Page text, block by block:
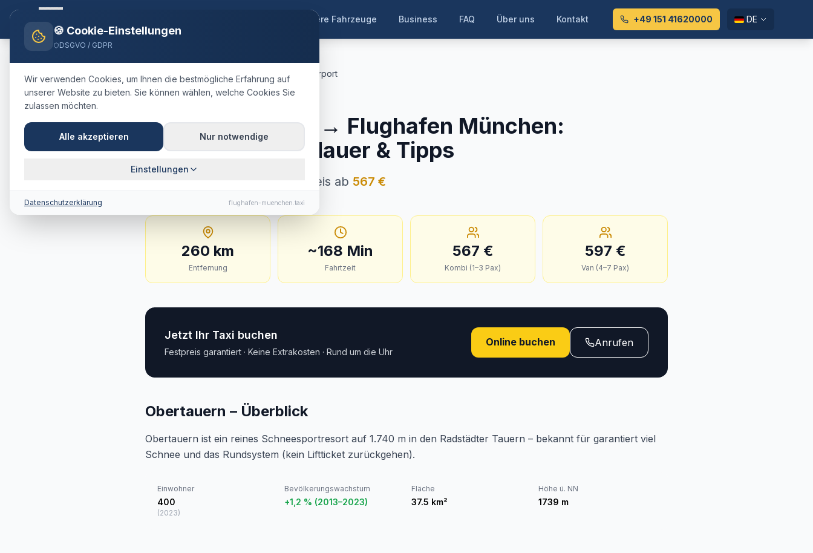
Unsere Fahrzeuge Business FAQ Über uns Kontakt +49 151 41620000 DE
Home Blog Taxi Obertauern München Airport
Bezirk Tamsweg, Salzburg
TaxiObertauern → Flughafen München:
Festpreis, Fahrtdauer & Tipps
260 km · ca. 168 Min. · Festpreis ab 567 €
260 km
Entfernung
~168 Min
Fahrtzeit
567 €
Kombi (1–3 Pax)
597 €
Van (4–7 Pax)
Jetzt Ihr Taxi buchen
Festpreis garantiert · Keine Extrakosten · Rund um die Uhr
Online buchen Anrufen
Obertauern – Überblick
Obertauern ist ein reines Schneesportresort auf 1.740 m in den Radstädter Tauern – bekannt für garantiert viel
Schnee und das Rundsystem (kein Liftticket zurückgehen).
Einwohner
400
(2023)
Bevölkerungswachstum
+1,2 % (2013–2023)
Fläche
37.5 km²
Höhe ü. NN
1739 m
🍪 Cookie-Einstellungen
DSGVO / GDPR
Wir verwenden Cookies, um Ihnen die bestmögliche Erfahrung auf
unserer Website zu bieten. Sie können wählen, welche Cookies Sie
zulassen möchten.
Alle akzeptieren Nur notwendige
Einstellungen
Datenschutzerklärung flughafen-muenchen.taxi